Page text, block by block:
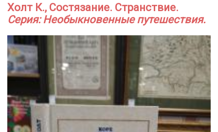
Холт К., Состязание. Странствие.
Серия: Необыкновенные путешествия.